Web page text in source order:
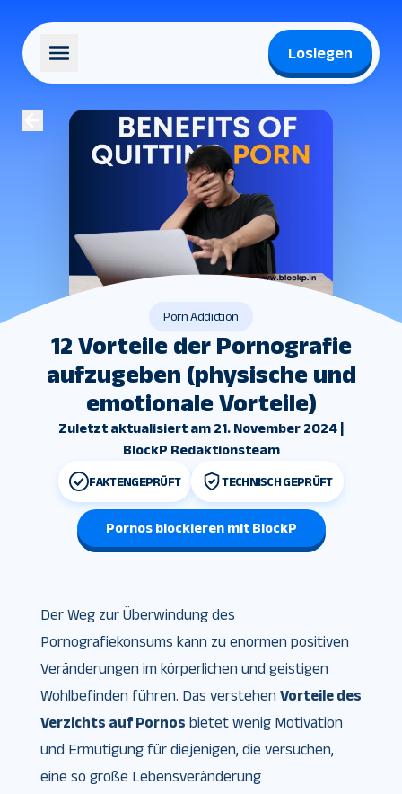
Loslegen
Porn Addiction
12 Vorteile der Pornografie
aufzugeben (physische und
emotionale Vorteile)
Zuletzt aktualisiert am 21. November 2024 |
BlockP Redaktionsteam
FAKTENGEPRÜFT TECHNISCH GEPRÜFT
Pornos blockieren mit BlockP
Der Weg zur Überwindung des
Pornografiekonsums kann zu enormen positiven
Veränderungen im körperlichen und geistigen
Wohlbefinden führen. Das verstehen Vorteile des
Verzichts auf Pornos bietet wenig Motivation
und Ermutigung für diejenigen, die versuchen,
eine so große Lebensveränderung